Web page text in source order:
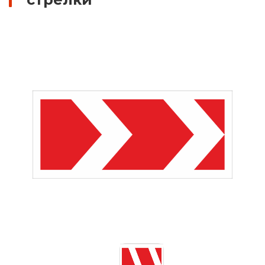
Заградительные светодиодные знаки
Передвижные заградительные знаки
Опоры дорожных знаков (Стойки)
Светодиодные знаки на солнечной